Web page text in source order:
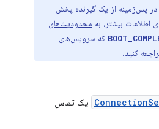
در پس‌زمینه از یک گیرنده پخش
اطلاعات بیشتر، به محدودیت‌های
که سرویس‌های
کنید.
یک تماس